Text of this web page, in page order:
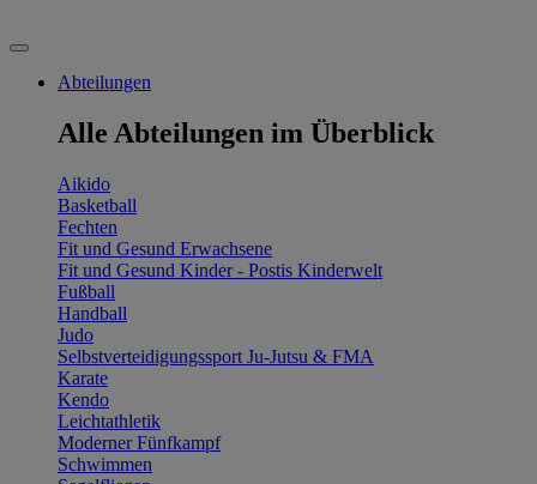
Abteilungen
Alle Abteilungen im Überblick
Aikido
Basketball
Fechten
Fit und Gesund Erwachsene
Fit und Gesund Kinder - Postis Kinderwelt
Fußball
Handball
Judo
Selbstverteidigungssport Ju-Jutsu & FMA
Karate
Kendo
Leichtathletik
Moderner Fünfkampf
Schwimmen